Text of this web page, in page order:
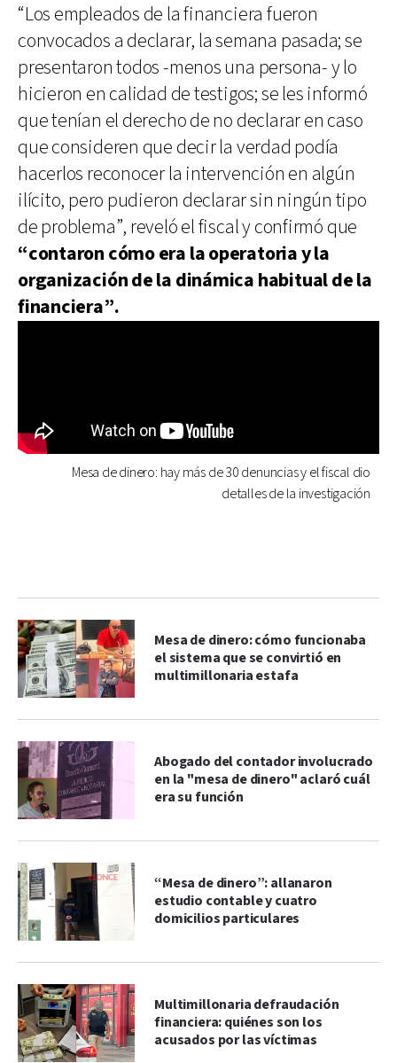
“Los empleados de la financiera fueron
convocados a declarar, la semana pasada; se
presentaron todos -menos una persona- y lo
hicieron en calidad de testigos; se les informó
que tenían el derecho de no declarar en caso
que consideren que decir la verdad podía
hacerlos reconocer la intervención en algún
ilícito, pero pudieron declarar sin ningún tipo
de problema”, reveló el fiscal y confirmó que
“contaron cómo era la operatoria y la
organización de la dinámica habitual de la
financiera”.
Mesa de dinero: hay más de 30 denuncias y el fiscal dio
detalles de la investigación
Mesa de dinero: cómo funcionaba
el sistema que se convirtió en
multimillonaria estafa
Abogado del contador involucrado
en la "mesa de dinero" aclaró cuál
era su función
“Mesa de dinero”: allanaron
estudio contable y cuatro
domicilios particulares
Multimillonaria defraudación
financiera: quiénes son los
acusados por las víctimas